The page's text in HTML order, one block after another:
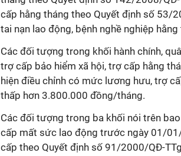
cấp hằng tháng theo Quyết định số 53/
tai nạn lao động, bệnh nghề nghiệp
Các đối tượng trong khối hành chính,
trợ cấp bảo hiểm xã hội, trợ cấp hằng
hiện điều chỉnh có mức lương hưu, trợ
thấp hơn 3.800.000 đồng/tháng.
Các đối tượng trong ba khối nói trên
cấp mất sức lao động trước ngày 01/
cấp theo Quyết định số 91/2000/QĐ-